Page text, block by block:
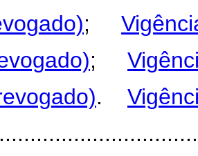
ado);
ado);
ado).